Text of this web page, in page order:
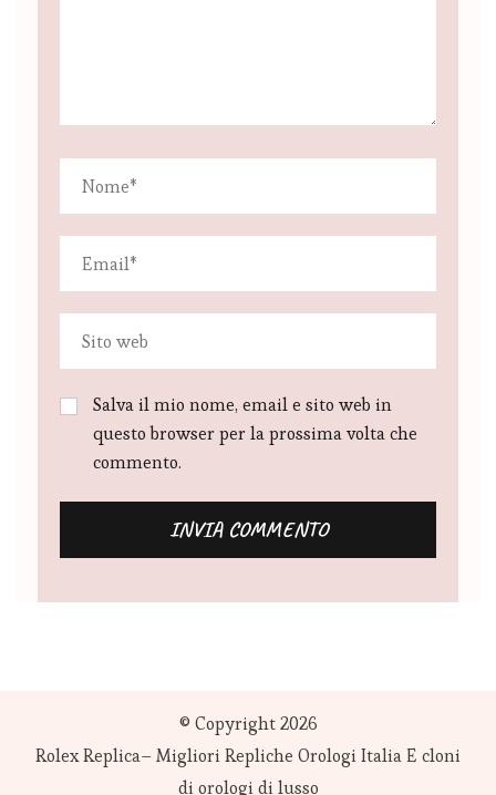
Salva il mio nome, email e sito web in
questo browser per la prossima volta che
commento.
© Copyright 2026
Rolex Replica– Migliori Repliche Orologi Italia E cloni
di orologi di lusso